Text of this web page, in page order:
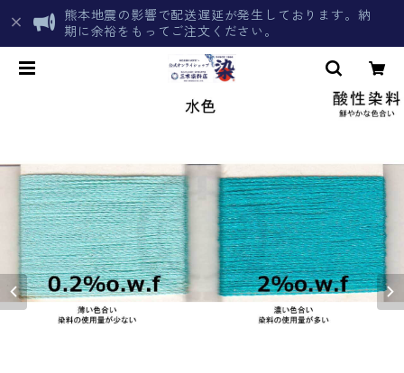
熊本地震の影響で配送遅延が発生しております。納
期に余裕をもってご注文ください。